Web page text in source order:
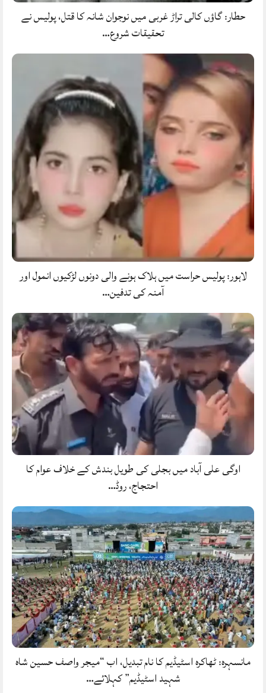
حطار: گاؤں کالی تراڑ غربی میں نوجوان شانہ کا قتل، پولیس نے
تحقیقات شروع…
لاہور: پولیس حراست میں ہلاک ہونے والی دونوں لڑکیوں انمول اور
آمنہ کی تدفین…
اوگی علی آباد میں بجلی کی طویل بندش کے خلاف عوام کا
احتجاج، روڈ…
مانسہرہ: ٹھاکرہ اسٹیڈیم کا نام تبدیل، اب “میجر واصف حسین شاہ
شہید اسٹیڈیم” کہلائے…